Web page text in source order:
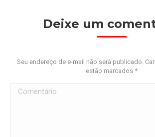
Deixe um
Seu endereço de e-mail não será publicado.
estão marcados *
Comentário